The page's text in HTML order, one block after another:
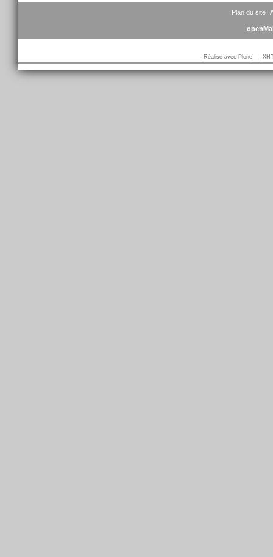
document
Plan du site
Réalisé avec Plone